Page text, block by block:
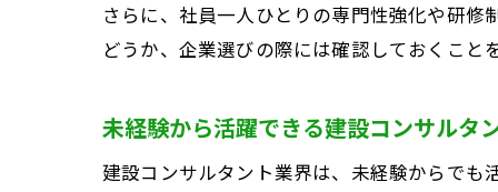
実
さらに、社員一人ひとりの専門性強化や研
どうか、企業選びの際には確認しておくこと
未経験から活躍できる建設コンサルタ
建設コンサルタント業界は、未経験からでも